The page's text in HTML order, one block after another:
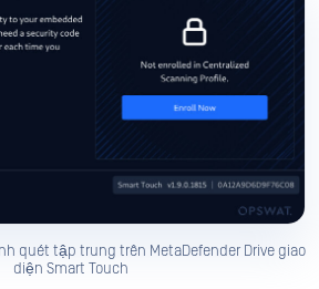
quét tập trung trên MetaDefender Drive giao
diện Smart Touch